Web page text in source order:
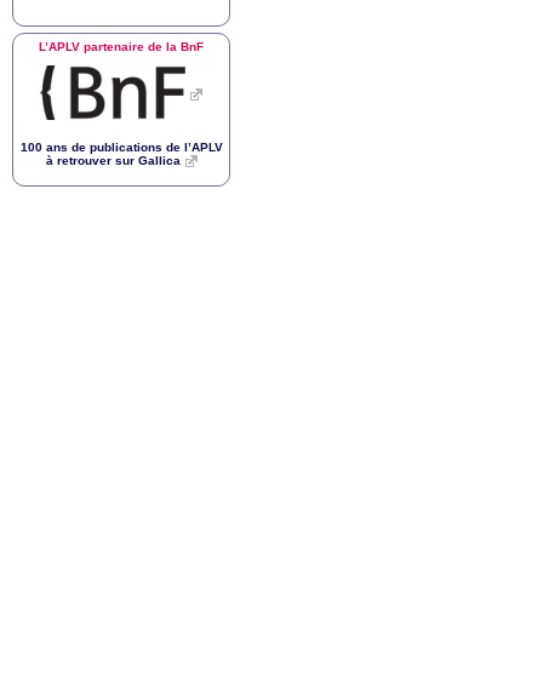
L’APLV partenaire de la BnF
100 ans de publications de l’APLV
à retrouver sur Gallica